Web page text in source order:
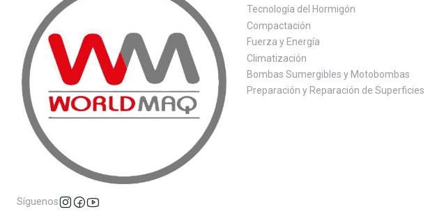
Síguenos
Tecnología del Hormigón
Compactación
Fuerza y Energía
Climatización
Bombas Sumergibles y Motobombas
Preparación y Reparación de Superficies